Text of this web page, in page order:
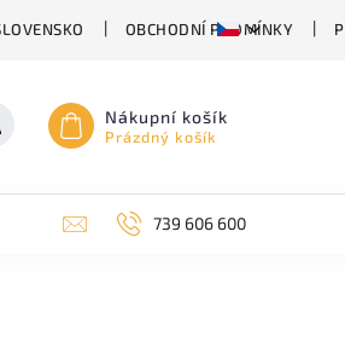
OBCHODNÍ PODMÍNKY
Nákupní košík
Prázdný košík
SUDOVÉ PIVO PIVO V PLECHU
739 606 600